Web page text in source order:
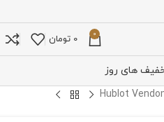
0
0 تومان
های روز